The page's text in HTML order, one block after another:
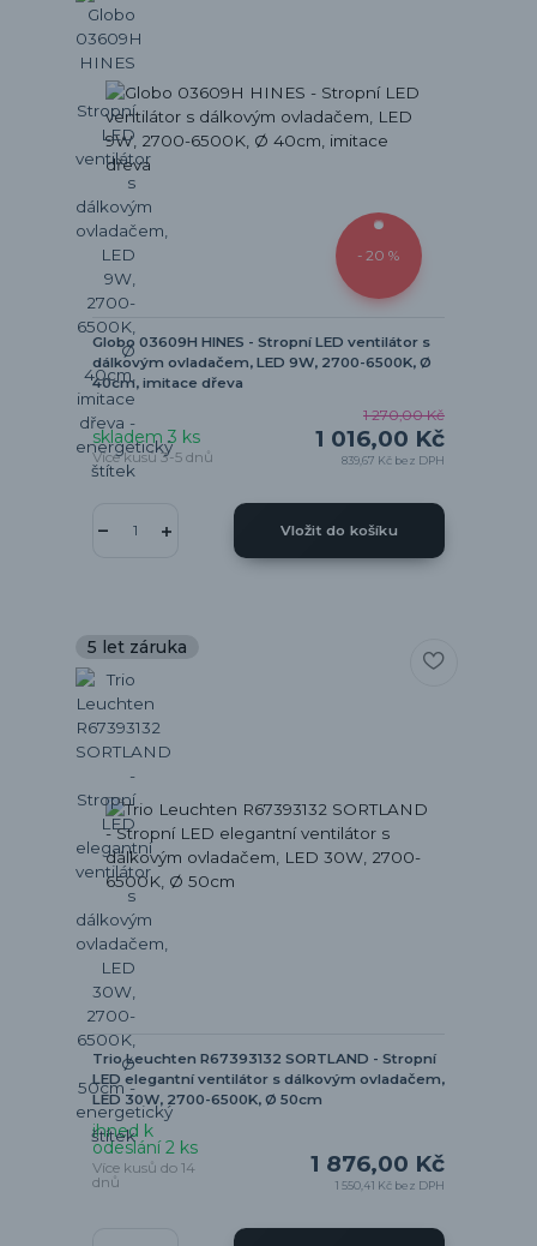
- 20 %
Globo 03609H HINES - Stropní LED ventilátor s
dálkovým ovladačem, LED 9W, 2700-6500K, Ø
40cm, imitace dřeva
1 270,00 Kč
1 016,00 Kč
839,67 Kč bez DPH
skladem 3 ks
Více kusů 3-5 dnů
Vložit do košíku
5 let záruka
Trio Leuchten R67393132 SORTLAND - Stropní
LED elegantní ventilátor s dálkovým ovladačem,
LED 30W, 2700-6500K, Ø 50cm
1 876,00 Kč
1 550,41 Kč bez DPH
ihned k
odeslání 2 ks
Více kusů do 14
dnů